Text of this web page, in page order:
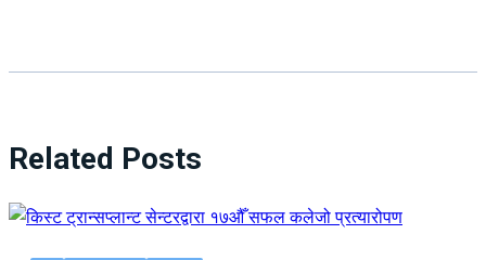
Related Posts